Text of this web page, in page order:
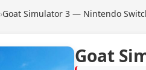
›Goat Simulator 3 — Nintendo
Goat